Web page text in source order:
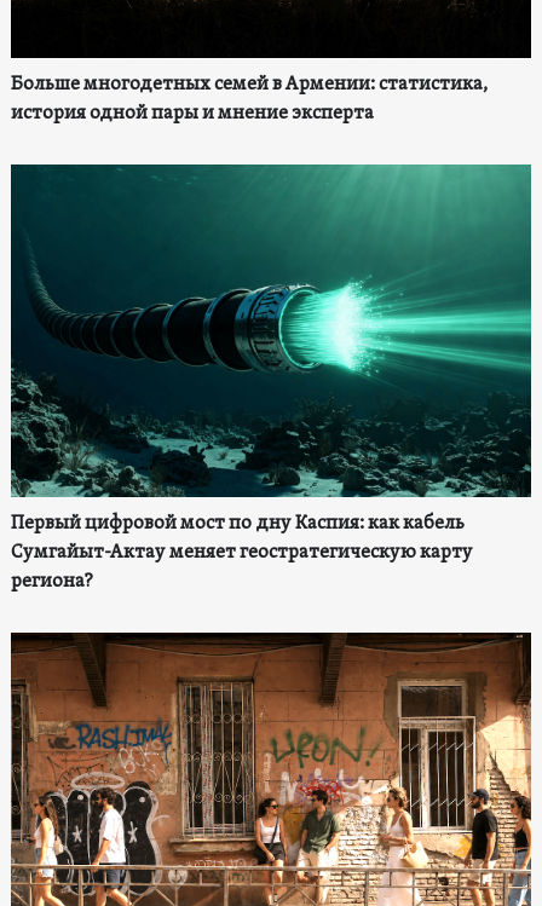
Больше многодетных семей в Армении: статистика,
история одной пары и мнение эксперта
Первый цифровой мост по дну Каспия: как кабель
Сумгайыт-Актау меняет геостратегическую карту
региона?